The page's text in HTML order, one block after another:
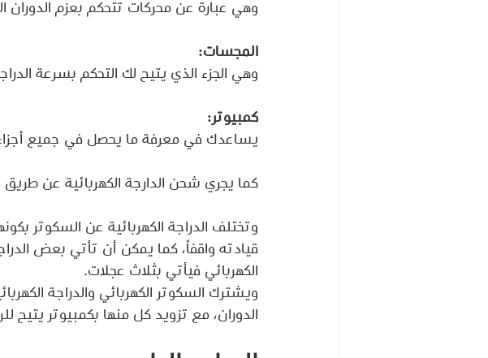
وهي عبارة عن محركات تتحكم بعزم الدوران
المجسات:
وهي الجزء الذي يتيح لك التحكم بسرعة
كمبيوتر:
يساعدك في معرفة ما يحصل في جميع أجزاء
كما يجري شحن الدارجة الكهربائية عن
وتختلف الدراجة الكهربائية عن السكوتر
قيادته واقفاً، كما يمكن أن تأتي بعض
الكهربائي فيأتي بثلاث عجلات.
ويشترك السكوتر الكهربائي والدراجة
الدوران، مع تزويد كل منها بكمبيوتر يتيح